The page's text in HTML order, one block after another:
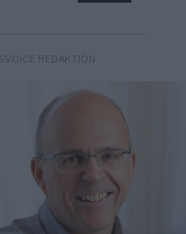
REDAKTION